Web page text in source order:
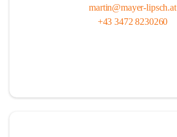
martin@mayer-lipsch.at
+43 3472 8230260